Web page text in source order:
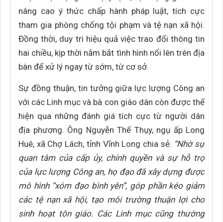
nâng cao ý thức chấp hành pháp luật, tích cực
tham gia phòng chống tội phạm và tệ nạn xã hội.
Đồng thời, duy trì hiệu quả việc trao đổi thông tin
hai chiều, kịp thời nắm bắt tình hình nổi lên trên địa
bàn để xử lý ngay từ sớm, từ cơ sở.
Sự đồng thuận, tin tưởng giữa lực lượng Công an
với các Linh mục và bà con giáo dân còn được thể
hiện qua những đánh giá tích cực từ người dân
địa phương. Ông Nguyễn Thế Thụy, ngụ ấp Long
Huê, xã Chợ Lách, tỉnh Vĩnh Long chia sẻ: “Nhờ sự
quan tâm của cấp ủy, chính quyền và sự hỗ trợ
của lực lượng Công an, họ đạo đã xây dựng được
mô hình “xóm đạo bình yên”, góp phần kéo giảm
các tệ nạn xã hội, tạo môi trường thuận lợi cho
sinh hoạt tôn giáo. Các Linh mục cũng thường